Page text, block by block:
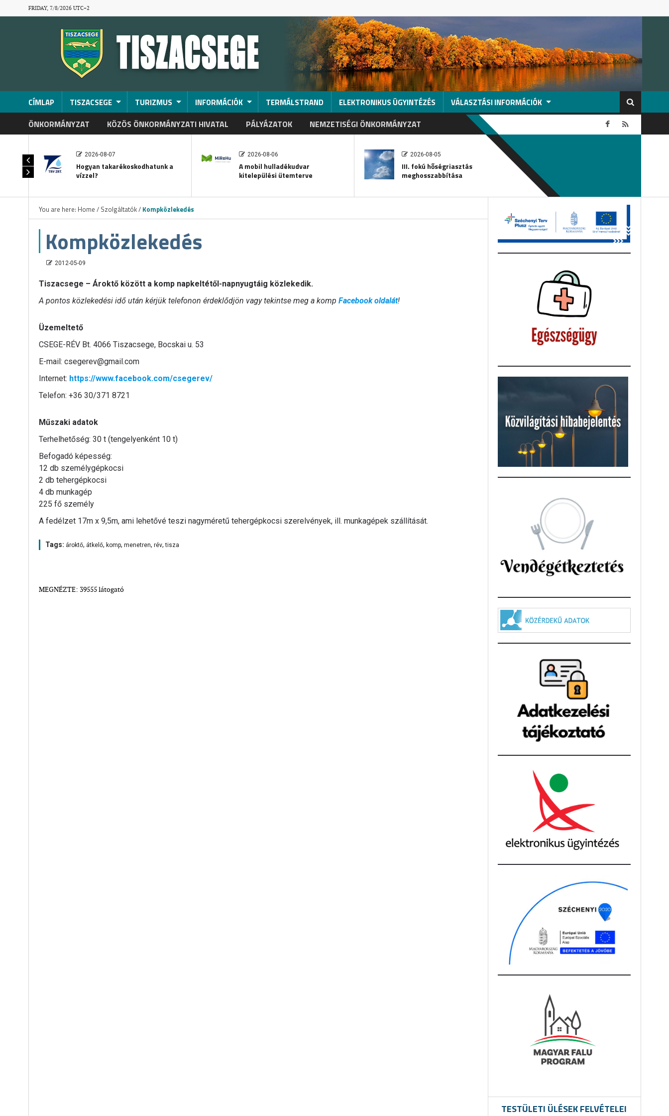
FRIDAY, 7/8/2026 UTC+2
CÍMLAP TISZACSEGE TURIZMUS INFORMÁCIÓK TERMÁLSTRAND ELEKTRONIKUS ÜGYINTÉZÉS VÁLASZTÁSI INFORMÁCIÓK
ÖNKORMÁNYZAT KÖZÖS ÖNKORMÁNYZATI HIVATAL PÁLYÁZATOK NEMZETISÉGI ÖNKORMÁNYZAT
2026-08-07
Hogyan takarékoskodhatunk a
vízzel?
2026-08-06
A mobil hulladékudvar
kitelepülési ütemterve
2026-08-05
III. fokú hőségriasztás
meghosszabbítása
You are here: Home / Szolgáltatók/ Kompközlekedés
Kompközlekedés
2012-05-09
Tiszacsege – Ároktő között a komp napkeltétől-napnyugtáig közlekedik.
A pontos közlekedési idő után kérjük telefonon érdeklődjön vagy tekintse meg a komp Facebook oldalát!
Üzemeltető
CSEGE-RÉV Bt. 4066 Tiszacsege, Bocskai u. 53
E-mail: csegerev@gmail.com
Internet: https://www.facebook.com/csegerev/
Telefon: +36 30/371 8721
Műszaki adatok
Terhelhetőség: 30 t (tengelyenként 10 t)
Befogadó képesség:
12 db személygépkocsi
2 db tehergépkocsi
4 db munkagép
225 fő személy
A fedélzet 17m x 9,5m, ami lehetővé teszi nagyméretű tehergépkocsi szerelvények, ill. munkagépek szállítását.
Tags: ároktő, átkelő, komp, menetren, rév,tisza
MEGNÉZTE: 39555 látogató
TESTÜLETI ÜLÉSEK FELVÉTELEI